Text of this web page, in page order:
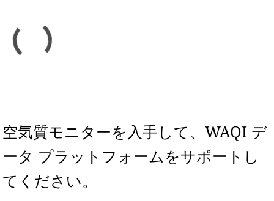
空気質モニターを入手して、WAQI デ
ータ プラットフォームをサポートし
てください。